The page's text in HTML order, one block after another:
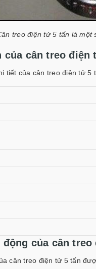
treo điện tử 5 tấn là một
cân treo điện
tiết của cân treo điện tử 5
của cân
cân treo điện tử 5 tấn